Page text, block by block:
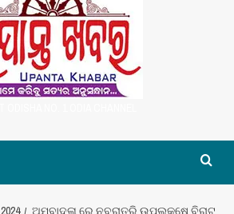
2024
ଅମ୍ବାଦଳା ରେ ନବରାତ୍ରି ଉପଲକ୍ଷେ ବିରାଟ